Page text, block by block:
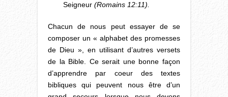
Seigneur (Romains 12:11).
Chacun de nous peut essayer de se
composer un « alphabet des promesses
de Dieu », en utilisant d’autres versets
de la Bible. Ce serait une bonne façon
d’apprendre par coeur des textes
bibliques qui peuvent nous être d’un